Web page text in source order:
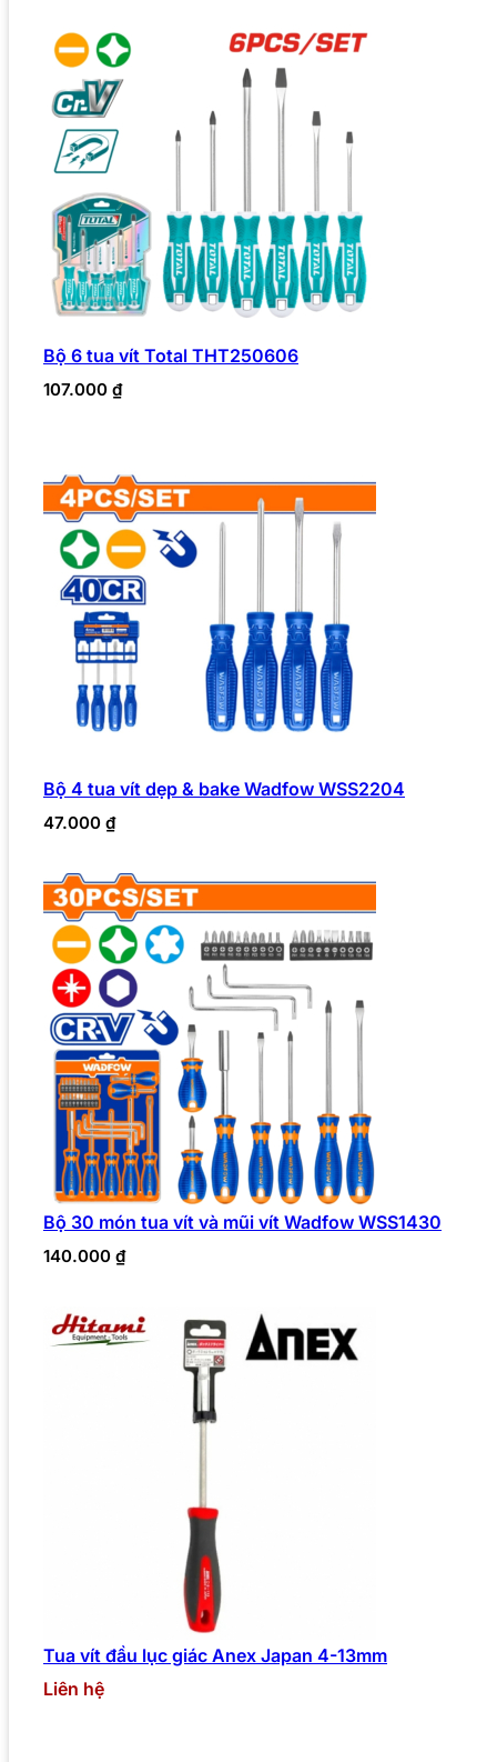
Bộ 6 tua vít Total THT250606
107.000 ₫
Bộ 4 tua vít dẹp & bake Wadfow WSS2204
47.000 ₫
Bộ 30 món tua vít và mũi vít Wadfow WSS1430
140.000 ₫
Tua vít đầu lục giác Anex Japan 4-13mm
Liên hệ